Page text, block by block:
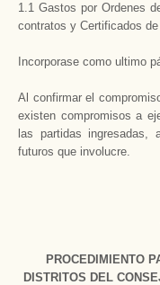
1.1 Gastos por Ordenes
contratos y Certificados de
Incorporase como ultimo
Al confirmar el
existen compromisos a
las partidas ingresadas,
futuros que involucre.
PROCEDIMIENTO
DISTRITOS DEL